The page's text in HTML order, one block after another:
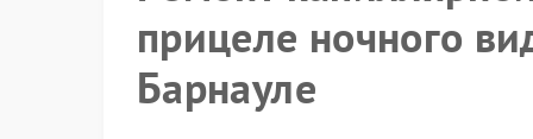
прицеле ночного
Барнауле